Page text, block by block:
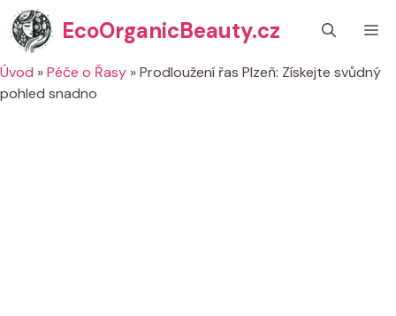
Přeskočit
na
obsah
EcoOrganicBeauty.cz
Úvod »Péče o Řasy »Prodloužení řas Plzeň: Získejte svůdný
pohled snadno